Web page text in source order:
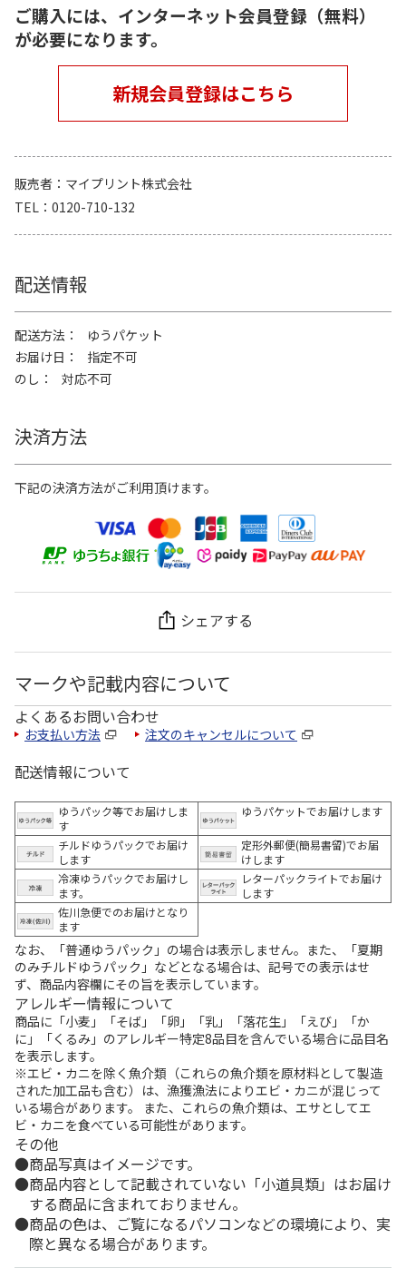
ご購入には、インターネット会員登録（無料）
が必要になります。
新規会員登録はこちら
販売者
マイプリント株式会社
TEL
0120-710-132
配送情報
配送方法
ゆうパケット
お届け日
指定不可
のし
対応不可
決済方法
下記の決済方法がご利用頂けます。
シェアする
マークや記載内容について
よくあるお問い合わせ
お支払い方法 注文のキャンセルについて
配送情報について
ゆうパック等でお届けしま
す
ゆうパケットでお届けします
チルドゆうパックでお届け
します
定形外郵便(簡易書留)でお届
けします
冷凍ゆうパックでお届けし
ます。
レターパックライトでお届け
します
佐川急便でのお届けとなり
ます
なお、「普通ゆうパック」の場合は表示しません。また、「夏期
のみチルドゆうパック」などとなる場合は、記号での表示はせ
ず、商品内容欄にその旨を表示しています。
アレルギー情報について
商品に「小麦」「そば」「卵」「乳」「落花生」「えび」「か
に」「くるみ」のアレルギー特定8品目を含んでいる場合に品目名
を表示します。
※エビ・カニを除く魚介類（これらの魚介類を原材料として製造
された加工品も含む）は、漁獲漁法によりエビ・カニが混じって
いる場合があります。 また、これらの魚介類は、エサとしてエ
ビ・カニを食べている可能性があります。
その他
商品写真はイメージです。
商品内容として記載されていない「小道具類」はお届け
する商品に含まれておりません。
商品の色は、ご覧になるパソコンなどの環境により、実
際と異なる場合があります。